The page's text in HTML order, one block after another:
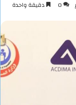
0 دقيقة واحدة